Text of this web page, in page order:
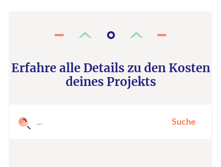
Erfahre alle Details zu den Kosten
deines Projekts
Suche